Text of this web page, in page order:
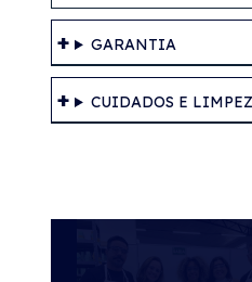
GARANTIA
CUIDADOS E